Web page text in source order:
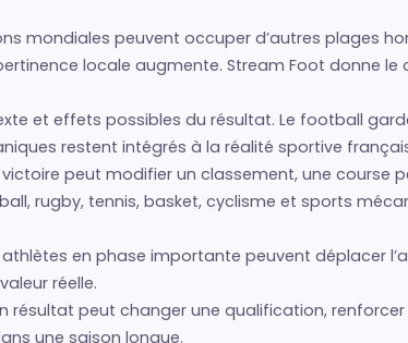
mondiales peuvent occuper d’autres plages
locale augmente. Stream Foot donne le
et effets possibles du résultat. Le football
restent intégrés à la réalité sportive
peut modifier un classement, une course
rugby, tennis, basket, cyclisme et sports
en phase importante peuvent déplacer
réelle.
résultat peut changer une qualification,
une saison longue.